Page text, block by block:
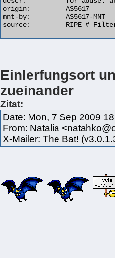
origin:         AS5617
mnt-by:         AS5617-MNT
source:         RIPE #
Einlerfungsort
zueinander
Zitat:
Date: Mon, 7 Sep 2009
From: Natalia
X-Mailer: The Bat!